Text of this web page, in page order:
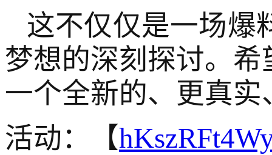
这不仅仅是一场爆
梦想的深刻探讨。
一个全新的、更真
活动：【